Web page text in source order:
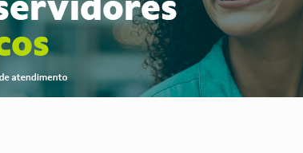
Em Itapuã do Oeste, CINEMAZÔNIA leva cinema
terá sábado (8) de calor intenso e tempo
quase 30 anos de espera, asfalto chega ao bairro